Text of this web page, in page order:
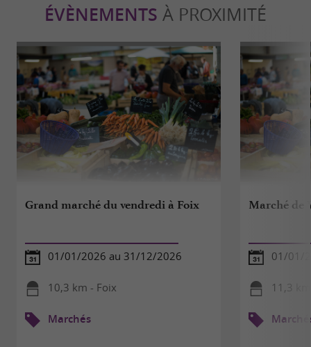
ÉVÈNEMENTS À PROXIMITÉ
Grand marché du vendredi à Foix
01/01/2026 au 31/12/2026
10,3 km - Foix
Marchés
Marché de
01/01/
11,3